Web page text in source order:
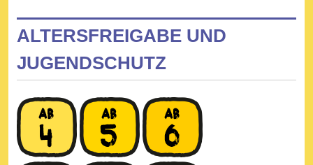
ALTERSFREIGABE UND
JUGENDSCHUTZ